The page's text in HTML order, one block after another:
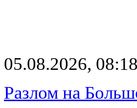
05.08.2026, 08:18
Разлом на